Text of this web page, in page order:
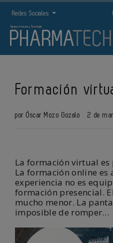
Redes Sociales
Formación
por Óscar Mozo Gozalo 2 de
La formación virtual
La formación online es
experiencia no es
formación presencial.
mucho menor. La
imposible de romper…